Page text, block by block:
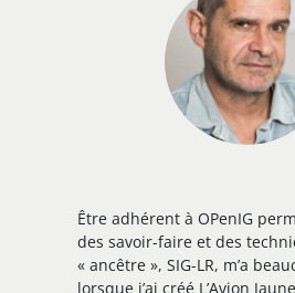
Être adhérent à OPenIG
des savoir-faire et des
« ancêtre », SIG-LR, m’a
lorsque j’ai créé L’Avion